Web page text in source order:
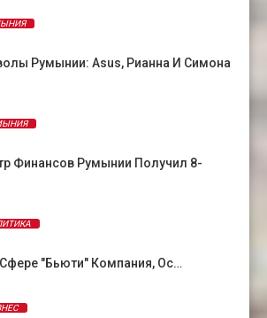
Румынии: Asus, Рианна И Симона
Финансов Румынии Получил 8-
"бьюти" Компания, Ос…